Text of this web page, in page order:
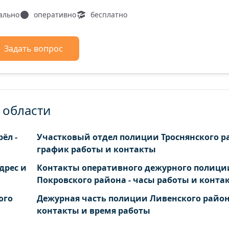
Болхов г. Фрунзе ул.
Болхов г. Ямская ул.
оперативно бесплатно
Задать вопрос
-
Участковый отдел полиции Троснянского
график работы и контакты
и
Контакты оперативного дежурного
Покровского района - часы работы и
Дежурная часть полиции Ливенского
контакты и время работы